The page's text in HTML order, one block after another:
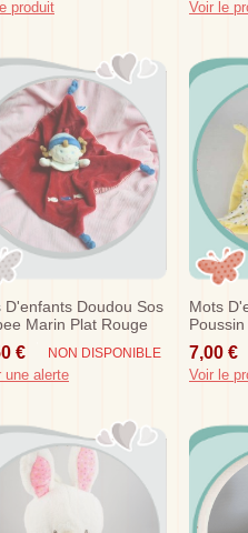
produit Voir le
D'enfants Doudou Sos
Marin Plat Rouge
€ NON DISPONIBLE
une alerte
Mots
Etoiles
7,00 €
Voir le